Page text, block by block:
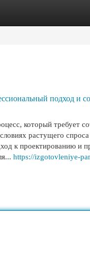
подход и
который требует
растущего
к проектированию и
https://izgotovleniye-